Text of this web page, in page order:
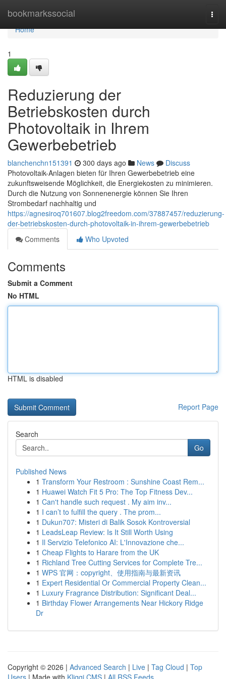
bookmarkssocial
Home
Home
1
Reduzierung der
Betriebskosten durch
Photovoltaik in Ihrem
Gewerbebetrieb
blanchenchn151391 300 days ago News
Discuss
Photovoltaik-Anlagen bieten für Ihren Gewerbebetrieb eine
zukunftsweisende Möglichkeit, die Energiekosten zu minimieren.
Durch die Nutzung von Sonnenenergie können Sie Ihren
Strombedarf nachhaltig und
https://agnesiroq701607.blog2freedom.com/37887457/reduzierung-
der-betriebskosten-durch-photovoltaik-in-ihrem-gewerbebetrieb
Comments
Who Upvoted
Comments
Submit a Comment
No HTML
HTML is disabled
Report Page
Search
Go
Published News
1 Transform Your Restroom : Sunshine Coast Rem...
1 Huawei Watch Fit 5 Pro: The Top Fitness Dev...
1 Can't handle such request . My aim inv...
1 I can’t to fulfill the query . The prom...
1 Dukun707: Misteri di Balik Sosok Kontroversial
1 LeadsLeap Review: Is It Still Worth Using
1 Il Servizio Telefonico AI: L'Innovazione che...
1 Cheap Flights to Harare from the UK
1 Richland Tree Cutting Services for Complete Tre...
1 WPS 官网：copyright、使用指南与最新资讯
1 Expert Residential Or Commercial Property Clean...
1 Luxury Fragrance Distribution: Significant Deal...
1 Birthday Flower Arrangements Near Hickory Ridge
Dr
Copyright © 2026 | Advanced Search | Live | Tag Cloud | Top
Users | Made with Kliqqi CMS | All RSS Feeds